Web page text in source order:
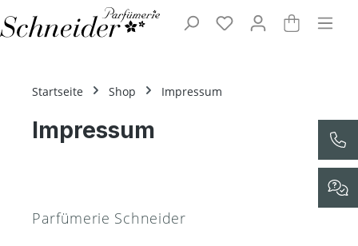
Zum Hauptinhalt springen
Startseite Shop Impressum
Impressum
Parfümerie Schneider